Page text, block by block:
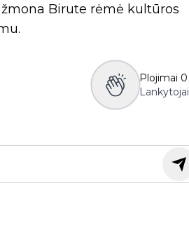
Birute rėmė kultūros
Plojimai 0
Lankytojai